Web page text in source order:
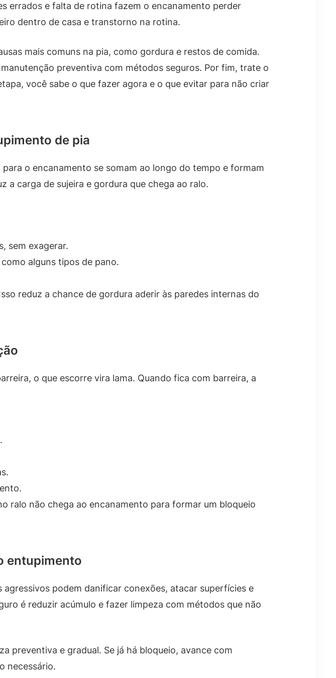
errados e falta de rotina fazem o encanamento perder
dentro de casa e transtorno na rotina.
mais comuns na pia, como gordura e restos de comida.
preventiva com métodos seguros. Por fim, trate o
você sabe o que fazer agora e o que evitar para não criar
de pia
o encanamento se somam ao longo do tempo e formam
a carga de sujeira e gordura que chega ao ralo.
sem exagerar.
alguns tipos de pano.
reduz a chance de gordura aderir às paredes internas do
o que escorre vira lama. Quando fica com barreira, a
ralo não chega ao encanamento para formar um bloqueio
entupimento
podem danificar conexões, atacar superfícies e
é reduzir acúmulo e fazer limpeza com métodos que não
preventiva e gradual. Se já há bloqueio, avance com
necessário.